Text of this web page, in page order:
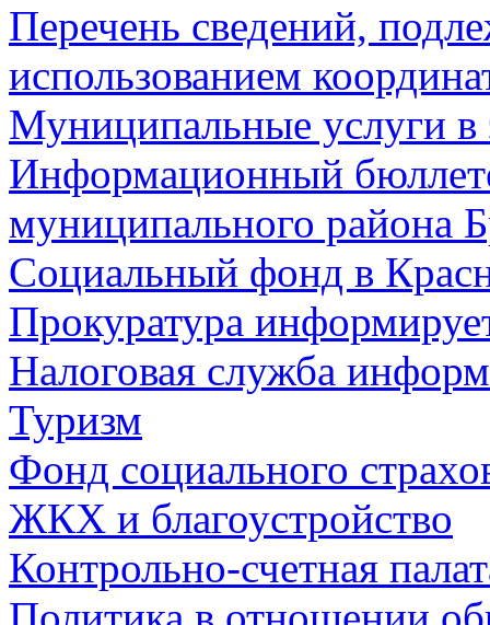
Перечень сведений,
использованием
Муниципальные услуги в
Информационный
муниципального района
Социальный фонд в
Прокуратура
Налоговая служба
Туризм
Фонд социального
ЖКХ и благоустройство
Контрольно-счетная